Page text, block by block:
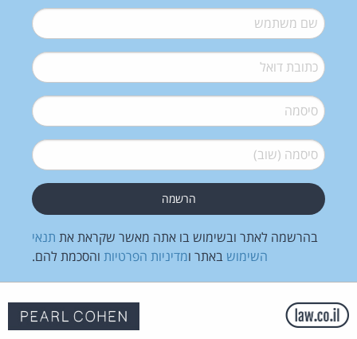
שם משתמש*
דואל*
סיסמה*
סיסמה (שוב)*
בהרשמה לאתר ובשימוש בו אתה מאשר שקראת את תנאי
השימוש באתר ומדיניות הפרטיות והסכמת להם.